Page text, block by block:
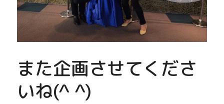
また企画させてくださ
いね(^ ^)